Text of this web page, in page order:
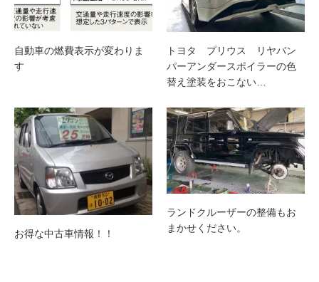
自動車の燃費表示が変わりま
す
トヨタ プリウス リヤバン
パーアンダースポイラーの色
替え塗装をおこない…
お得な中古車情報！！
ランドクルーザーの整備もお
まかせください。